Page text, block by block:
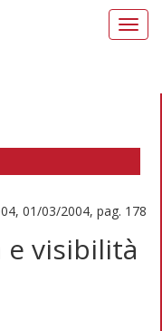
01/03/2004, pag. 178
visibilità